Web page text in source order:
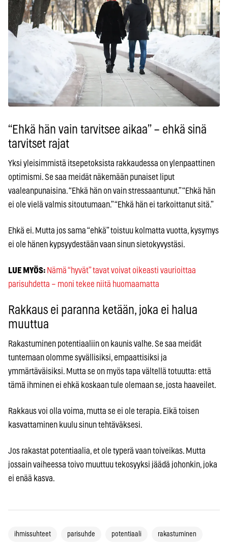
“Ehkä hän vain tarvitsee aikaa” – ehkä sinä
tarvitset rajat
Yksi yleisimmistä itsepetoksista rakkaudessa on ylenpaattinen
optimismi. Se saa meidät näkemään punaiset liput
vaaleanpunaisina. “Ehkä hän on vain stressaantunut.” “Ehkä hän
ei ole vielä valmis sitoutumaan.” “Ehkä hän ei tarkoittanut sitä.”
Ehkä ei. Mutta jos sama “ehkä” toistuu kolmatta vuotta, kysymys
ei ole hänen kypsyydestään vaan sinun sietokyvystäsi.
LUE MYÖS: Nämä “hyvät” tavat voivat oikeasti vaurioittaa
parisuhdetta – moni tekee niitä huomaamatta
Rakkaus ei paranna ketään, joka ei halua
muuttua
Rakastuminen potentiaaliin on kaunis valhe. Se saa meidät
tuntemaan olomme syvällisiksi, empaattisiksi ja
ymmärtäväisiksi. Mutta se on myös tapa vältellä totuutta: että
tämä ihminen ei ehkä koskaan tule olemaan se, josta haaveilet.
Rakkaus voi olla voima, mutta se ei ole terapia. Eikä toisen
kasvattaminen kuulu sinun tehtäväksesi.
Jos rakastat potentiaalia, et ole typerä vaan toiveikas. Mutta
jossain vaiheessa toivo muuttuu tekosyyksi jäädä johonkin, joka
ei enää kasva.
ihmissuhteet parisuhde potentiaali rakastuminen